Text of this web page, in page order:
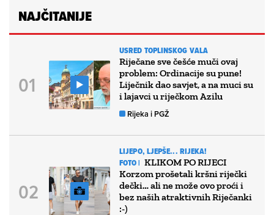
NAJČITANIJE
USRED TOPLINSKOG VALA
Riječane sve češće muči ovaj
problem: Ordinacije su pune!
Liječnik dao savjet, a na muci su
i lajavci u riječkom Azilu
Rijeka i PGŽ
LIJEPO, LJEPŠE... RIJEKA!
FOTO | KLIKOM PO RIJECI
Korzom prošetali kršni riječki
dečki… ali ne može ovo proći i
bez naših atraktivnih Riječanki
:-)